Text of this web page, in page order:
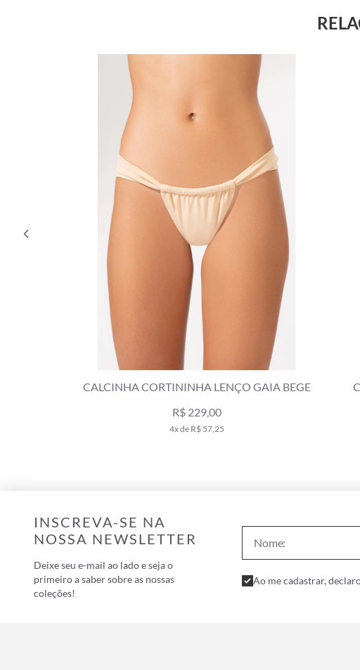
CALCINHA CORTININHA LENÇO GAIA VERDE
R$ 229,00
4x de R$ 57,25
INSCREVA-SE NA
NOSSA NEWSLETTER
Deixe seu e-mail ao lado e seja o
primeiro a saber sobre as nossas
coleções!
Ao me cadastrar,